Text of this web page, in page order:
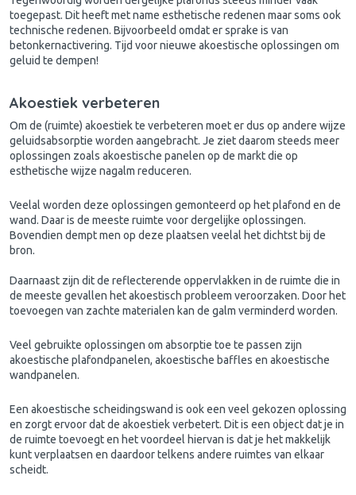
toegepast. Dit heeft met name esthetische redenen maar soms ook
technische redenen. Bijvoorbeeld omdat er sprake is van
betonkernactivering. Tijd voor nieuwe akoestische oplossingen om
geluid te dempen!
Akoestiek verbeteren
Om de (ruimte) akoestiek te verbeteren moet er dus op andere wijze
geluidsabsorptie worden aangebracht. Je ziet daarom steeds meer
oplossingen zoals akoestische panelen op de markt die op
esthetische wijze nagalm reduceren.
Veelal worden deze oplossingen gemonteerd op het plafond en de
wand. Daar is de meeste ruimte voor dergelijke oplossingen.
Bovendien dempt men op deze plaatsen veelal het dichtst bij de
bron.
Daarnaast zijn dit de reflecterende oppervlakken in de ruimte die in
de meeste gevallen het akoestisch probleem veroorzaken. Door het
toevoegen van zachte materialen kan de galm verminderd worden.
Veel gebruikte oplossingen om absorptie toe te passen zijn
akoestische plafondpanelen, akoestische baffles en akoestische
wandpanelen.
Een akoestische scheidingswand is ook een veel gekozen oplossing
en zorgt ervoor dat de akoestiek verbetert. Dit is een object dat je in
de ruimte toevoegt en het voordeel hiervan is dat je het makkelijk
kunt verplaatsen en daardoor telkens andere ruimtes van elkaar
scheidt.